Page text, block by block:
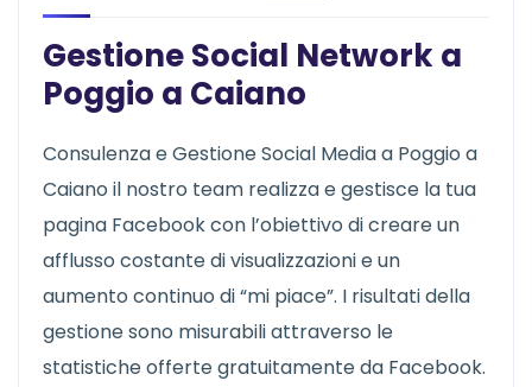
Gestione Social Network a
Poggio a Caiano
Consulenza e Gestione Social Media a Poggio a
Caiano il nostro team realizza e gestisce la tua
pagina Facebook con l’obiettivo di creare un
afflusso costante di visualizzazioni e un
aumento continuo di “mi piace”. I risultati della
gestione sono misurabili attraverso le
statistiche offerte gratuitamente da Facebook.